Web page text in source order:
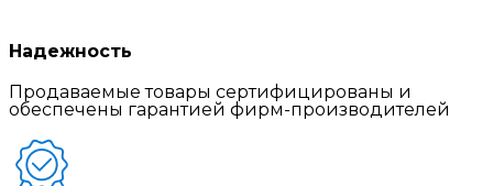
Надежность
Продаваемые товары сертифицированы и
обеспечены гарантией фирм-производителей